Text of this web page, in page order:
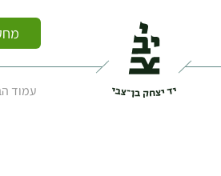
עמוד